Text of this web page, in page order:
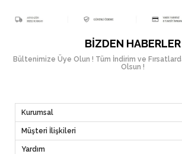
BIZDEN HABERLER
Bültenimize Üye Olun ! Tüm İndirim ve
Olsun !
Kurumsal
Müşteri İlişkileri
Yardım